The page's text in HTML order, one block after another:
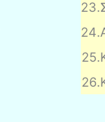
23.
24.
25.
26.